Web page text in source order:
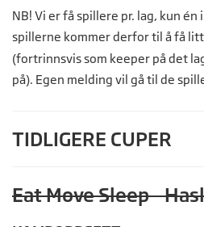
NB! Vi er få spillere pr. lag, kun
spillerne kommer derfor til å få
(fortrinnsvis som keeper på det
på). Egen melding vil gå til de
TIDLIGERE CUPER
Eat Move Sleep -